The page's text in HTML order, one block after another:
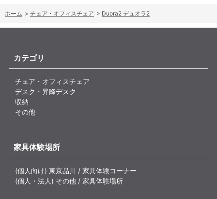
ホーム > チェア・オフィスチェア > Duora2 デュオラ2
カテゴリ
チェア・オフィスチェア
デスク・昇降デスク
収納
その他
家具体験場所
(個人向け) 東京品川 / 家具体験コーナー
(個人・法人) その他 / 家具体験場所